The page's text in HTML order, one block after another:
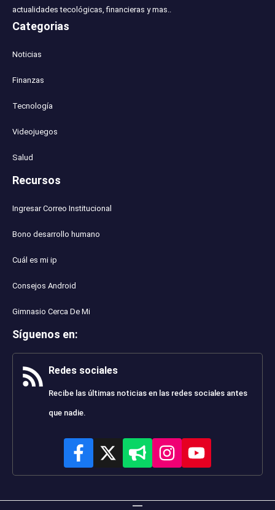
actualidades tecológicas, financieras y mas..
Categorias
Noticias
Finanzas
Tecnología
Videojuegos
Salud
Recursos
Ingresar Correo Institucional
Bono desarrollo humano
Cuál es mi ip
Consejos Android
Gimnasio Cerca De Mi
Síguenos en:
Redes sociales
Recibe las últimas noticias en las redes sociales antes
que nadie.